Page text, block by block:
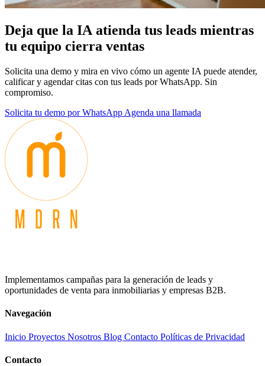
Deja que la IA atienda tus leads mientras
tu equipo cierra ventas
Solicita una demo y mira en vivo cómo un agente IA puede atender,
calificar y agendar citas con tus leads por WhatsApp. Sin
compromiso.
Solicita tu demo por WhatsApp Agenda una llamada
Implementamos campañas para la generación de leads y
oportunidades de venta para inmobiliarias y empresas B2B.
Navegación
Inicio Proyectos Nosotros Blog Contacto Políticas de Privacidad
Contacto